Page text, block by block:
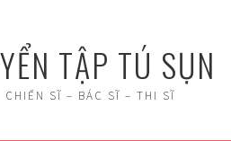
TẬP TÚ SỤN
CHIẾN SĨ – BÁC SĨ – THI SĨ